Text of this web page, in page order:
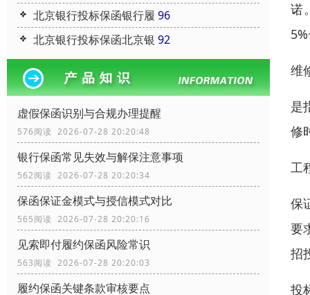
北京银行投标保函银行履 96
北京银行投标保函北京银 92
虚假保函识别与合规办理提醒
576阅读 2026-07-28 20:20:48
银行保函常见失效与解保注意事项
562阅读 2026-07-28 20:20:34
保函保证金模式与授信模式对比
565阅读 2026-07-28 20:20:16
见索即付履约保函风险常识
563阅读 2026-07-28 20:20:03
履约保函关键条款审核要点
诺
维
是
修
工
保
要
招
投